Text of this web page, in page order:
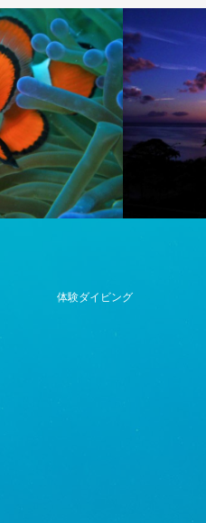
体験ダイビング